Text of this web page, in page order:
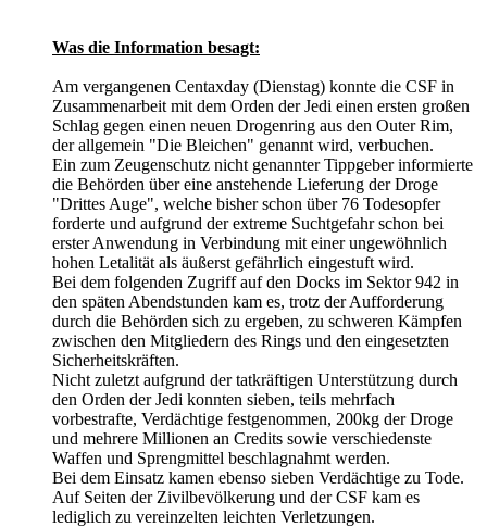
Was die Information besagt:
Am vergangenen Centaxday (Dienstag) konnte die CSF in
Zusammenarbeit mit dem Orden der Jedi einen ersten großen
Schlag gegen einen neuen Drogenring aus den Outer Rim,
der allgemein "Die Bleichen" genannt wird, verbuchen.
Ein zum Zeugenschutz nicht genannter Tippgeber informierte
die Behörden über eine anstehende Lieferung der Droge
"Drittes Auge", welche bisher schon über 76 Todesopfer
forderte und aufgrund der extreme Suchtgefahr schon bei
erster Anwendung in Verbindung mit einer ungewöhnlich
hohen Letalität als äußerst gefährlich eingestuft wird.
Bei dem folgenden Zugriff auf den Docks im Sektor 942 in
den späten Abendstunden kam es, trotz der Aufforderung
durch die Behörden sich zu ergeben, zu schweren Kämpfen
zwischen den Mitgliedern des Rings und den eingesetzten
Sicherheitskräften.
Nicht zuletzt aufgrund der tatkräftigen Unterstützung durch
den Orden der Jedi konnten sieben, teils mehrfach
vorbestrafte, Verdächtige festgenommen, 200kg der Droge
und mehrere Millionen an Credits sowie verschiedenste
Waffen und Sprengmittel beschlagnahmt werden.
Bei dem Einsatz kamen ebenso sieben Verdächtige zu Tode.
Auf Seiten der Zivilbevölkerung und der CSF kam es
lediglich zu vereinzelten leichten Verletzungen.